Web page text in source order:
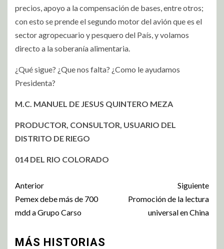
precios, apoyo a la compensación de bases, entre otros;
con esto se prende el segundo motor del avión que es el
sector agropecuario y pesquero del País, y volamos
directo a la soberanía alimentaria.
¿Qué sigue? ¿Que nos falta? ¿Como le ayudamos
Presidenta?
M.C. MANUEL DE JESUS QUINTERO MEZA
PRODUCTOR, CONSULTOR, USUARIO DEL
DISTRITO DE RIEGO
014 DEL RIO COLORADO
Anterior
Pemex debe más de 700
mdd a Grupo Carso
Siguiente
Promoción de la lectura
universal en China
MÁS HISTORIAS